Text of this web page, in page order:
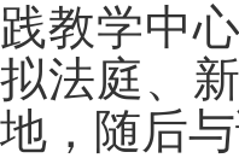
践教学中
拟法庭、
地，随后